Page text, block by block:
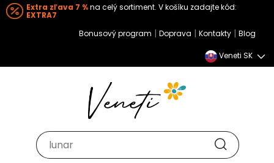
Extra zľava 7 %na celý sortiment. V košíku zadajte kód:
EXTRA7
Bonusový program | Doprava | Kontakty | Blog
Veneti SK